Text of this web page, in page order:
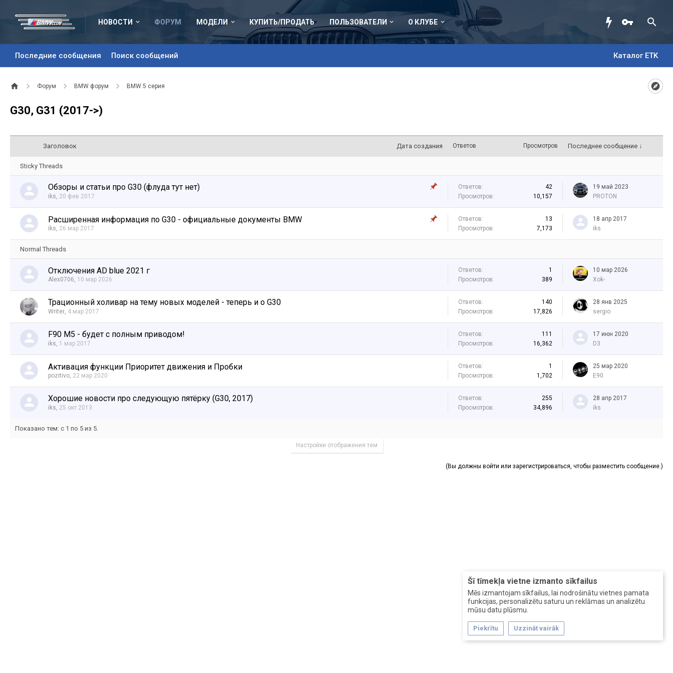
НОВОСТИ ФОРУМ
Последние сообщения Поиск сообщений Каталог ETK
МОДЕЛИ КУПИТЬ/ПРОДАТЬ ПОЛЬЗОВАТЕЛИ О КЛУБЕ
Форум BMW форум BMW 5 серия
Šī tīmekļa vietne izmanto sīkfailus
Mēs izmantojam sīkfailus, lai nodrošinātu vietnes pamata
funkcijas, personalizētu saturu un reklāmas un analizētu
mūsu datu plūsmu.
Piekrītu Uzzināt vairāk
G30, G31 (2017->)
Заголовок Дата создания Ответов Просмотров Последнее сообщение ↓
Sticky Threads
Обзоры и статьи про G30 (флуда тут нет)
iks, 20 фев 2017
Ответов:
42
Просмотров:
10,157
19 май 2023
PROTON
Расширенная информация по G30 - официальные документы BMW
iks, 26 мар 2017
Ответов:
13
Просмотров:
7,173
18 апр 2017
iks
Normal Threads
Отключения AD blue 2021 г
Alex0706, 10 мар 2026
Ответов:
1
Просмотров:
389
10 мар 2026
Xok-
Трационный холивар на тему новых моделей - теперь и о G30
Writer, 4 мар 2017
Ответов:
140
Просмотров:
17,826
28 янв 2025
sergio
F90 M5 - будет с полным приводом!
iks, 1 мар 2017
Ответов:
111
Просмотров:
16,362
17 июн 2020
D3
Активация функции Приоритет движения и Пробки
pozitivo, 22 мар 2020
Ответов:
1
Просмотров:
1,702
25 мар 2020
E90
Хорошие новости про следующую пятёрку (G30, 2017)
iks, 25 окт 2013
Ответов:
255
Просмотров:
34,896
28 апр 2017
iks
Показано тем: с 1 по 5 из 5.
Настройки отображения тем
(Вы должны войти или зарегистрироваться, чтобы разместить сообщение.)